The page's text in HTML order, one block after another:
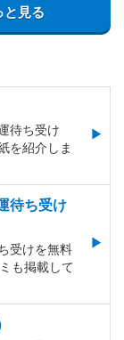
と見る
待ち受け
を紹介しま
待ち受け
受けを無料
も掲載して